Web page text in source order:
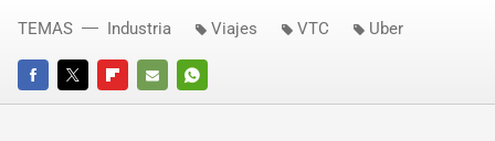
FACEBOOKTWITTERFLIPBOARD
E-
WHATSAPP
TEMAS Industria Viajes VTC Uber